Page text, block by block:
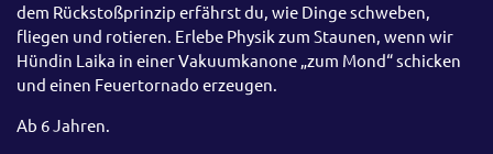
dem Rückstoßprinzip erfährst du, wie Dinge schweben,
fliegen und rotieren. Erlebe Physik zum Staunen, wenn wir
Hündin Laika in einer Vakuumkanone „zum Mond“ schicken
und einen Feuertornado erzeugen.
Ab 6 Jahren.